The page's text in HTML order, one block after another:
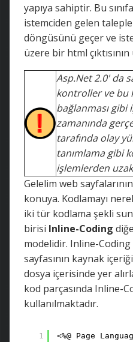
yapıya sahiptir. Bu
istemciden gelen
döngüsünü geçer ve
üzere bir html
Asp.Net 2.0' da
kontroller ve bu
bağlanması gibi
zamanında
tarafında olay
tanımlama gibi
işlemlerden
Gelelim web
konuya. Kodlamayı
iki tür kodlama şekli
birisi Inline-Coding
modelidir. Inline-
sayfasının kaynak
dosya içerisinde yer
kod parçasında Inline-
kullanılmaktadır.
1
<%@ Page